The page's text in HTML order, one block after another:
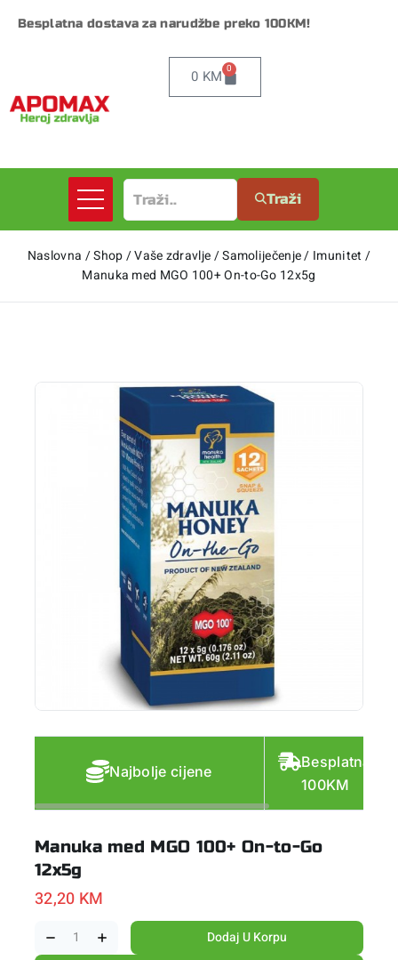
Besplatna dostava za narudžbe preko 100KM!
0 KM 0
Traži
Naslovna /Shop/Vaše zdravlje/Samoliječenje/ Imunitet /
Manuka med MGO 100+ On-to-Go 12x5g
Najbolje cijene
Besplatna
100KM
Manuka med MGO 100+ On-to-Go
12x5g
32,20 KM
Dodaj U Korpu